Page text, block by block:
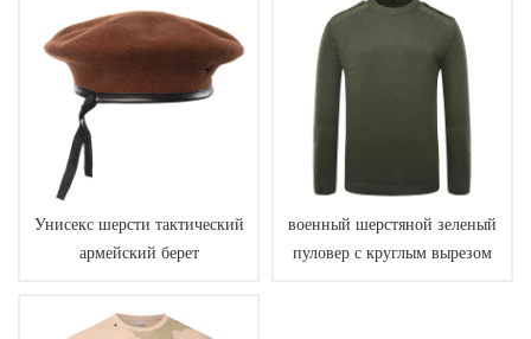
Унисекс шерсти тактический
армейский берет
военный шерстяной зеленый
пуловер с круглым вырезом